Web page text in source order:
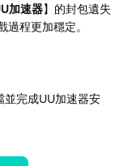
加速器】的封包遺失
程更加穩定。
並完成UU加速器安